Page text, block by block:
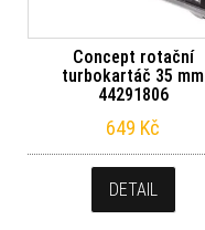
Concept rotační
turbokartáč 35 mm
44291806
649 Kč
DETAIL